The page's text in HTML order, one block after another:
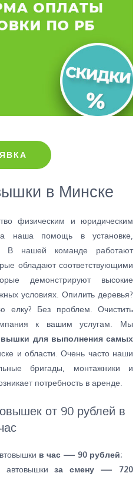
в Минске
физическим и юридическим
наша помощь в установке,
В нашей команде работают
обладают соответствующими
демонстрируют высокие
условиях. Опилить деревья?
елку? Без проблем. Очистить
к вашим услугам. Мы
для выполнения самых
и области. Очень часто наши
бригады, монтажники и
потребность в аренде.
от 90 рублей в
в час — 90 рублей;
автовышкиза смену — 720